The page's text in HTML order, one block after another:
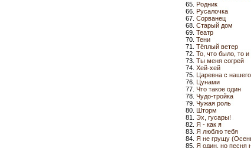
Родник
Русалочка
Сорванец
Старый дом
Театр
Тени
Тёплый ветер
То, что было, то и
Ты меня согрей
Хей-хей
Царевна с
Цунами
Что такое один
Чудо-тройка
Чужая роль
Шторм
Эх, гусары!
Я - как я
Я люблю тебя
Я не грущу
Я один, но песня